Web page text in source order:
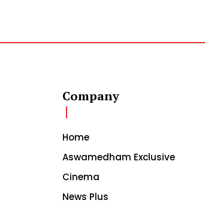
Company
Home
Aswamedham Exclusive
Cinema
News Plus